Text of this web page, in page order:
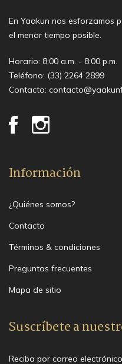
En Yaakun nos esforzamos
el menor tiempo posible.
Horario: 8:00 a.m. - 8:00 p.m.
Teléfono: (33) 2264 2899
Contacto:
Información
¿Quiénes somos?
Contacto
Términos & condiciones
Preguntas frecuentes
Mapa de sitio
Suscríbete a
Reciba por correo